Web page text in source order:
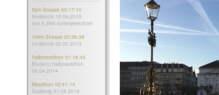
5km Strasse 00:17:10
Innsbruck 19.09.2015
von 5,2km runtergerechnet
10km Strasse 00:36:38
Innsbruck 25.05.2013
Halbmarathon 01:18:43
Bludenz Halbmarathon
06.04.2014
Marathon 02:41:14
Salzburg 01.05.2016